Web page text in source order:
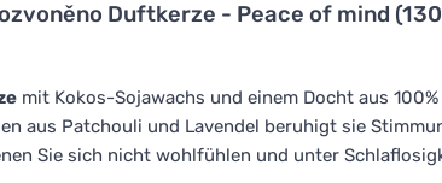
Duftkerze - Peace of mind
mit Kokos-Sojawachs und einem Docht aus
aus Patchouli und Lavendel beruhigt sie
Sie sich nicht wohlfühlen und unter